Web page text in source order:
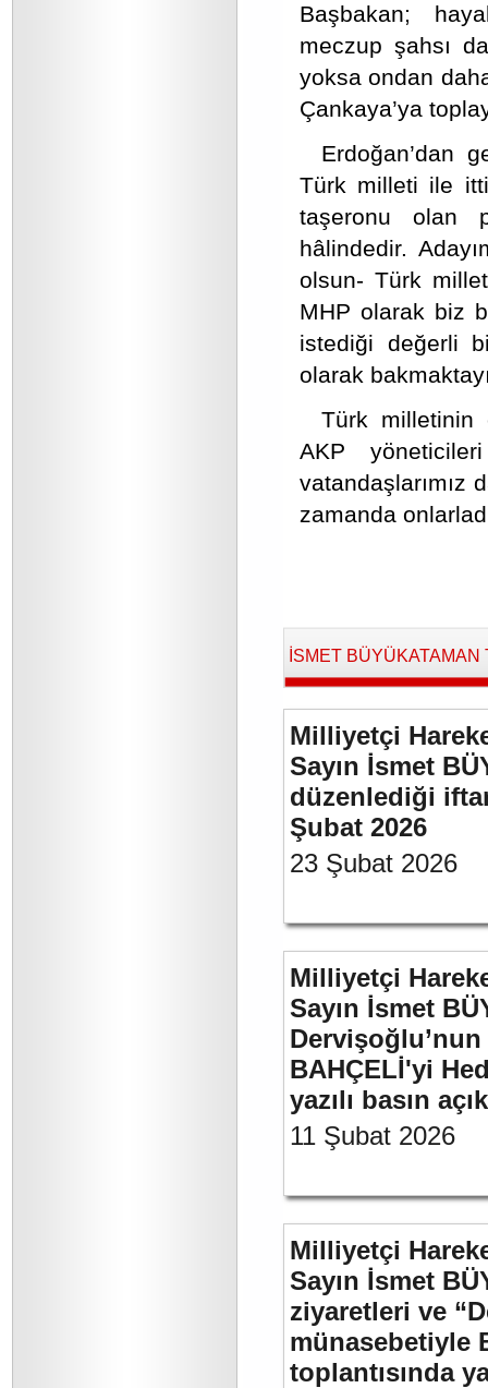
Başbakan;
meczup şahsı
yoksa ondan
Çankaya’ya
Erdoğan’dan
Türk milleti ile
taşeronu olan
hâlindedir.
olsun- Türk
MHP olarak biz
istediği değerli
olarak
Türk milletinin
AKP
vatandaşlarımız
zamanda
İSMET BÜYÜKATAMAN
Milliyetçi
Sayın İsmet
düzenlediği
Şubat 2026
23 Şubat 2026
Milliyetçi
Sayın İsmet
Dervişoğlu’nun
BAHÇELİ'yi
yazılı basın
11 Şubat 2026
Milliyetçi
Sayın İsmet
ziyaretleri ve
münasebetiyle
toplantısında